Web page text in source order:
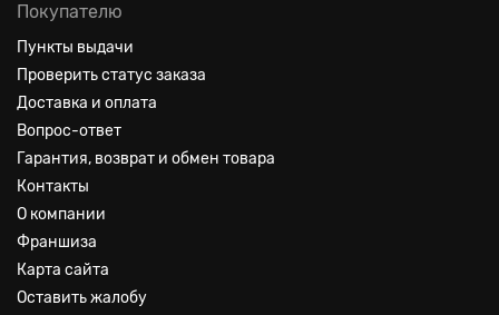
Покупателю
Пункты выдачи
Проверить статус заказа
Доставка и оплата
Вопрос-ответ
Гарантия, возврат и обмен товара
Контакты
О компании
Франшиза
Карта сайта
Оставить жалобу